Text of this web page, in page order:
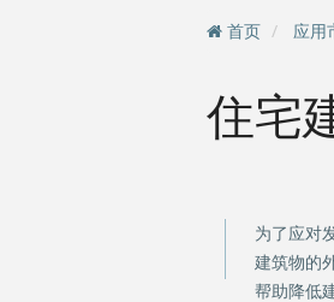
首页 应用
住宅
为了应对
建筑物的
帮助降低